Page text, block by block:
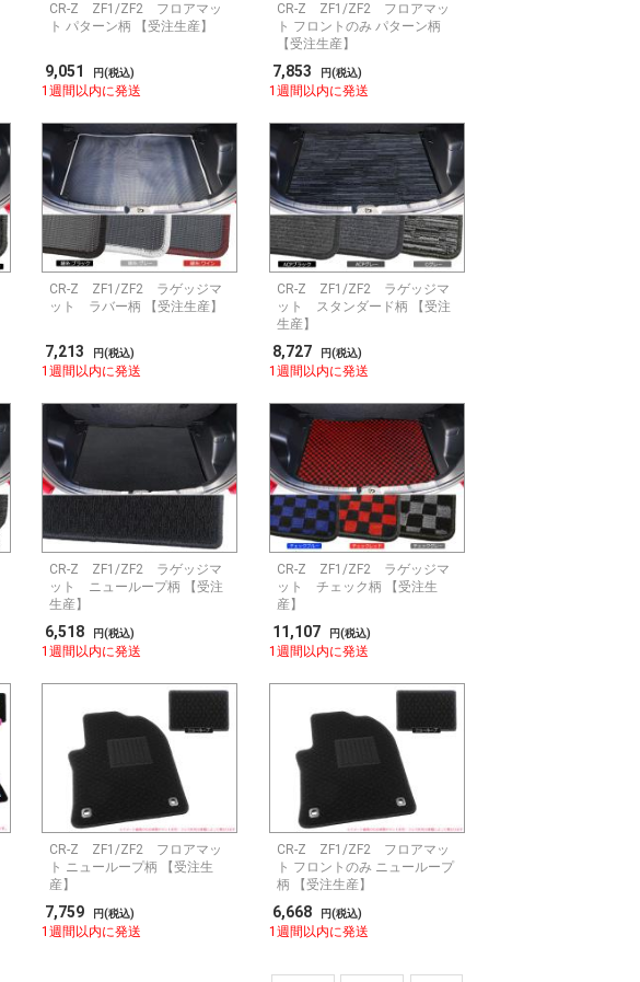
CR-Z ZF1/ZF2 フロアマッ
ト パターン柄 【受注生産】
9,051 円(税込)
1週間以内に発送
CR-Z ZF1/ZF2 フロアマッ
ト フロントのみ パターン柄
【受注生産】
7,853 円(税込)
1週間以内に発送
CR-Z ZF1/ZF2 ラゲッジマ
ット ラバー柄 【受注生産】
7,213 円(税込)
1週間以内に発送
CR-Z ZF1/ZF2 ラゲッジマ
ット スタンダード柄 【受注
生産】
8,727 円(税込)
1週間以内に発送
CR-Z ZF1/ZF2 ラゲッジマ
ット ニューループ柄 【受注
生産】
6,518 円(税込)
1週間以内に発送
CR-Z ZF1/ZF2 ラゲッジマ
ット チェック柄 【受注生
産】
11,107 円(税込)
1週間以内に発送
CR-Z ZF1/ZF2 フロアマッ
ト ニューループ柄 【受注生
産】
7,759 円(税込)
1週間以内に発送
CR-Z ZF1/ZF2 フロアマッ
ト フロントのみ ニューループ
柄 【受注生産】
6,668 円(税込)
1週間以内に発送